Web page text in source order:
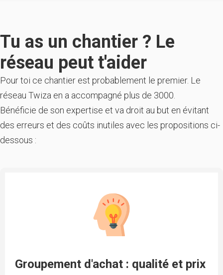
Tu as un chantier ? Le
réseau peut t'aider
Pour toi ce chantier est probablement le premier. Le
réseau Twiza en a accompagné plus de 3000.
Bénéficie de son expertise et va droit au but en évitant
des erreurs et des coûts inutiles avec les propositions ci-
dessous :
Groupement d'achat : qualité et prix